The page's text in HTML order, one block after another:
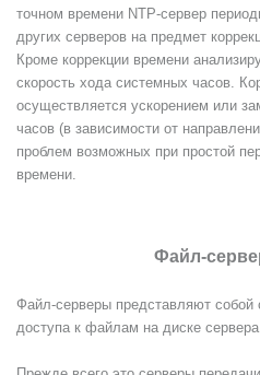
точном времени NTP-сервер
других серверов на предмет
Кроме коррекции времени
скорость хода системных часов.
осуществляется ускорением или
часов (в зависимости от
проблем возможных при простой
времени.
Файл-
Файл-серверы представляют собой
доступа к файлам на диске